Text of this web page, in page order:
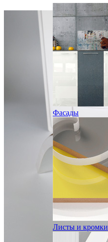
Фасады
Листы и кромки